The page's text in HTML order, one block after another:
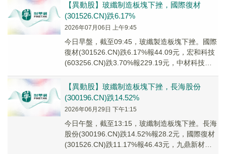
【異動股】玻纖制造板塊下挫，國際復材
(301526.CN)跌6.17%
2026年07月06日 上午9:45
今日早盤，截至09:45，玻纖製造板塊下挫。國際
復材(301526.CN)跌6.17%報44.09元，宏和科技
(603256.CN)跌3.70%報229.19元，中材科技
【異動股】玻纖制造板塊下挫，長海股份
(300196.CN)跌14.52%
2026年06月29日 下午1:15
今日午盤，截至13:15，玻纖制造板塊下挫。長海
股份(300196.CN)跌14.52%報28.2元，國際復材
(301526.CN)跌11.17%報46.43元，九鼎新材